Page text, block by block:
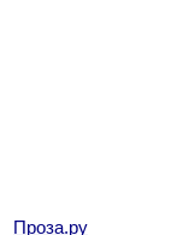
Проза.ру